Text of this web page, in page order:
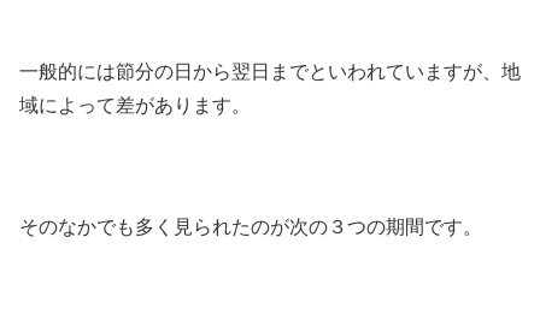
一般的には節分の日から翌日までといわれていますが、地
域によって差があります。
そのなかでも多く見られたのが次の３つの期間です。